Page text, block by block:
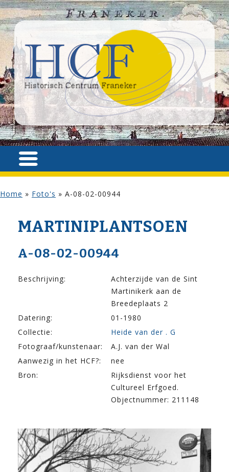
Home » Foto's » A-08-02-00944
MARTINIPLANTSOEN
A-08-02-00944
Beschrijving:
Achterzijde van de Sint
Martinikerk aan de
Breedeplaats 2
Datering:
01-1980
Collectie:
Heide van der . G
Fotograaf/kunstenaar:
A.J. van der Wal
Aanwezig in het HCF?:
nee
Bron:
Rijksdienst voor het
Cultureel Erfgoed.
Objectnummer: 211148